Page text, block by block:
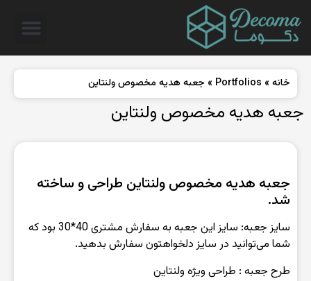
خانه »
Portfolios
» جعبه هدیه مخصوص ولنتاین
جعبه هدیه مخصوص ولنتاین
جعبه هدیه مخصوص ولنتاین طراحی و ساخته
شد.
سایز جعبه: سایز این جعبه به سفارش مشتری 40*30 بود که
شما می‌توانید در سایز دلخواهتون سفارش بدهید.
طرح‌ جعبه : طراحی ویژه ولنتاین